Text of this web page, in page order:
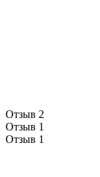
Отзыв 2
Отзыв 1
Отзыв 1